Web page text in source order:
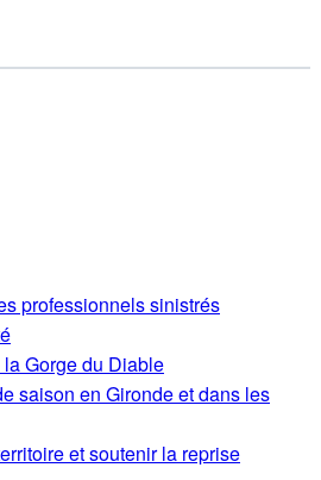
professionnels sinistrés
Gorge du Diable
saison en Gironde et dans les
et soutenir la reprise